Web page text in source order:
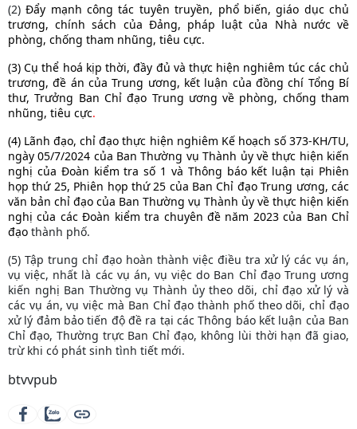
(2)Đẩy mạnh công tác tuyên truyền, phổ biến, giáo dục chủ
trương, chính sách của Đảng, pháp luật của Nhà nước về
phòng, chống tham nhũng, tiêu cực.
(3) Cụ thể hoá kịp thời, đầy đủ và thực hiện nghiêm túc các chủ
trương, đề án của Trung ương, kết luận của đồng chí Tổng Bí
thư, Trưởng Ban Chỉ đạo Trung ương về phòng, chống tham
nhũng, tiêu cực.
(4) Lãnh đạo, chỉ đạo thực hiện nghiêm Kế hoạch số 373-KH/TU,
ngày 05/7/2024 của Ban Thường vụ Thành ủy về thực hiện kiến
nghị của Đoàn kiểm tra số 1 và Thông báo kết luận tại Phiên
họp thứ 25, Phiên họp thứ 25 của Ban Chỉ đạo Trung ương, các
văn bản chỉ đạo của Ban Thường vụ Thành ủy về thực hiện kiến
nghị của các Đoàn kiểm tra chuyên đề năm 2023 của Ban Chỉ
đạo thành phố.
(5) Tập trung chỉ đạo hoàn thành việc điều tra xử lý các vụ án,
vụ việc, nhất là các vụ án, vụ việc do Ban Chỉ đạo Trung ương
kiến nghị Ban Thường vụ Thành ủy theo dõi, chỉ đạo xử lý và
các vụ án, vụ việc mà Ban Chỉ đạo thành phố theo dõi, chỉ đạo
xử lý đảm bảo tiến độ đề ra tại các Thông báo kết luận của Ban
Chỉ đạo, Thường trực Ban Chỉ đạo, không lùi thời hạn đã giao,
trừ khi có phát sinh tình tiết mới.
btvvpub